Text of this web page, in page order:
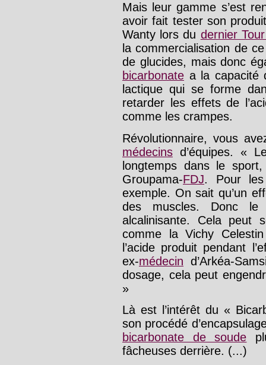
Mais leur gamme s’est
avoir fait tester son
Wanty lors du dernier
la commercialisation de
de glucides, mais donc
bicarbonate a la capacité
lactique qui se forme
retarder les effets de
comme les crampes.
Révolutionnaire, vous
médecins d’équipes. «
longtemps dans le
Groupama-FDJ. Pour les
exemple. On sait qu’un
des muscles. Donc le
alcalinisante. Cela peut
comme la Vichy
l’acide produit pendant
ex-médecin d’Arkéa-
dosage, cela peut
»
Là est l’intérêt du «
son procédé
bicarbonate de soude
fâcheuses derrière. (...)